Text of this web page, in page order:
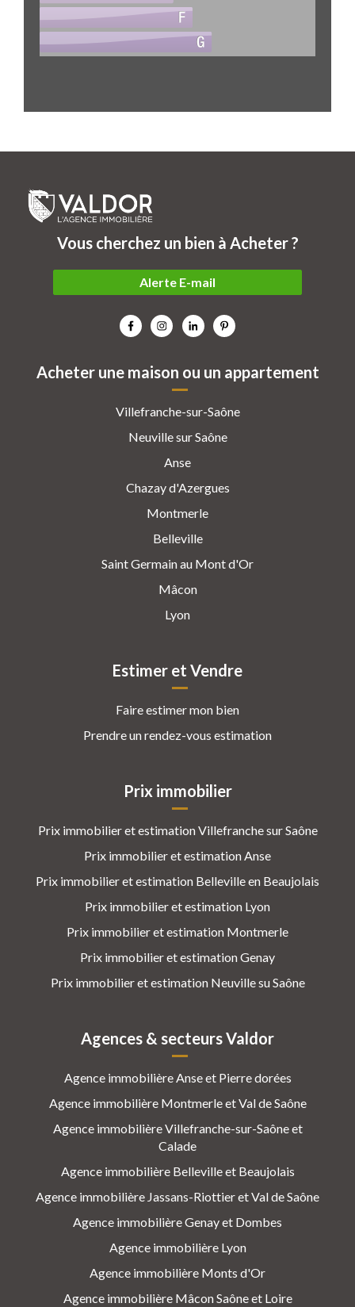
Acheter une maison ou un appartement
Villefranche-sur-Saône
Neuville sur Saône
Anse
Chazay d'Azergues
Montmerle
Belleville
Saint Germain au Mont d'Or
Mâcon
Lyon
Estimer et Vendre
Faire estimer mon bien
Prendre un rendez-vous estimation
Prix immobilier
Prix immobilier et estimation Villefranche sur Saône
Prix immobilier et estimation Anse
Prix immobilier et estimation Belleville en Beaujolais
Prix immobilier et estimation Lyon
Prix immobilier et estimation Montmerle
Prix immobilier et estimation Genay
Prix immobilier et estimation Neuville su Saône
Agences & secteurs Valdor
Agence immobilière Anse et Pierre dorées
Agence immobilière Montmerle et Val de Saône
Agence immobilière Villefranche-sur-Saône et
Calade
Agence immobilière Belleville et Beaujolais
Agence immobilière Jassans-Riottier et Val de Saône
Agence immobilière Genay et Dombes
Agence immobilière Lyon
Agence immobilière Monts d'Or
Agence immobilière Mâcon Saône et Loire
Vous cherchez un bien à Acheter ?
Alerte E-mail